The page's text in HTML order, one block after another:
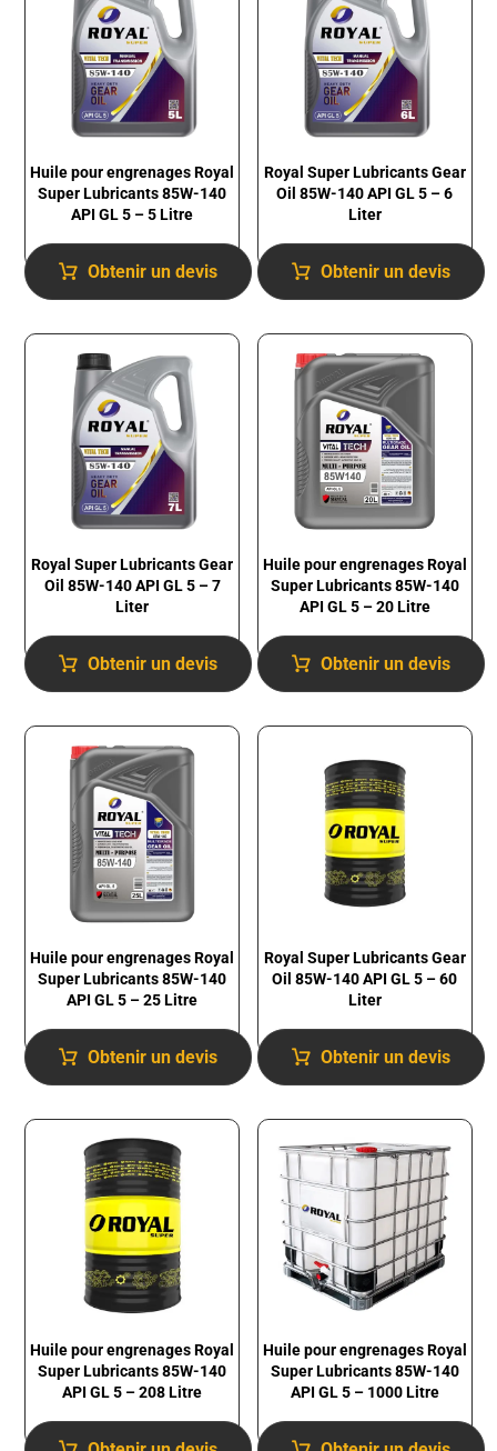
Huile pour engrenages Royal
Super Lubricants 85W-140
API GL 5 – 5 Litre
Obtenir un devis
Royal Super Lubricants Gear
Oil 85W-140 API GL 5 – 6
Liter
Obtenir un devis
Royal Super Lubricants Gear
Oil 85W-140 API GL 5 – 7
Liter
Obtenir un devis
Huile pour engrenages Royal
Super Lubricants 85W-140
API GL 5 – 20 Litre
Obtenir un devis
Huile pour engrenages Royal
Super Lubricants 85W-140
API GL 5 – 25 Litre
Obtenir un devis
Royal Super Lubricants Gear
Oil 85W-140 API GL 5 – 60
Liter
Obtenir un devis
Huile pour engrenages Royal
Super Lubricants 85W-140
API GL 5 – 208 Litre
Huile pour engrenages Royal
Super Lubricants 85W-140
API GL 5 – 1000 Litre